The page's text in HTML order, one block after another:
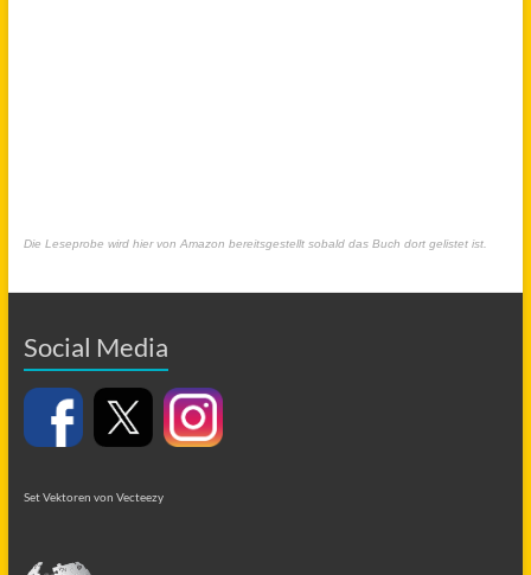
Die Leseprobe wird hier von Amazon bereitsgestellt sobald das Buch dort gelistet ist.
Social Media
Set Vektoren von Vecteezy